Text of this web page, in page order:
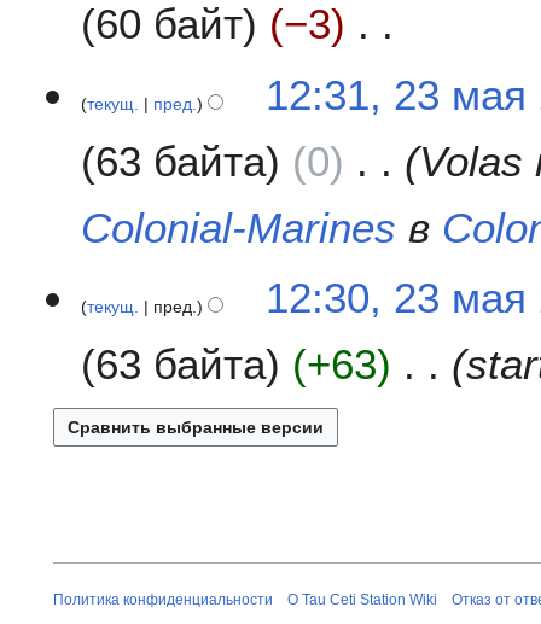
в 60 байт −3
е
о
п
с
и
п
р
а
в
текущ. пред.
12:31, 23 мая
63 байта
0
Volas
Colonial-Marines в
текущ. пред.
12:30, 23 мая
63 байта
+63
Политика конфиденциальности О Tau Ceti Station Wiki Отказ от